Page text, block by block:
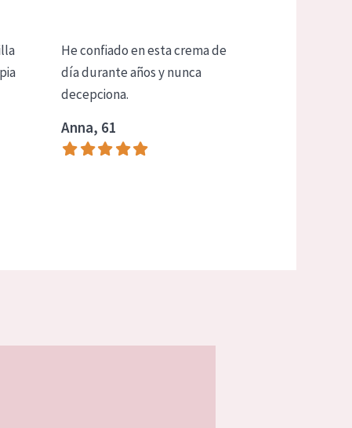
He confiado en esta crema de
día durante años y nunca
decepciona.
Anna, 61